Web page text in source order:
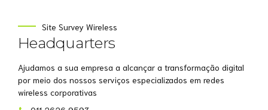
Site Survey Wireless
Headquarters
Ajudamos a sua empresa a alcançar a transformação digital
por meio dos nossos serviços especializados em redes
wireless corporativas